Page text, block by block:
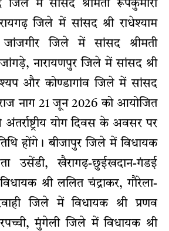
जिले में सांसद श्रीमती रूपकुमारी
जिले में सांसद श्री राधेश्याम
जांजगीर जिले में सांसद श्रीमती
नारायणपुर जिले में सांसद श्री
और कोण्डागांव जिले में सांसद
नाग 21 जून 2026 को आयोजित
अंतर्राष्ट्रीय योग दिवस के अवसर पर
होंगे। बीजापुर जिले में विधायक
उसेंडी, खैरागढ़-छुईखदान-गंडई
श्री ललित चंद्राकर, गौरेला-
जिले में विधायक श्री प्रणव
मुंगेली जिले में विधायक श्री